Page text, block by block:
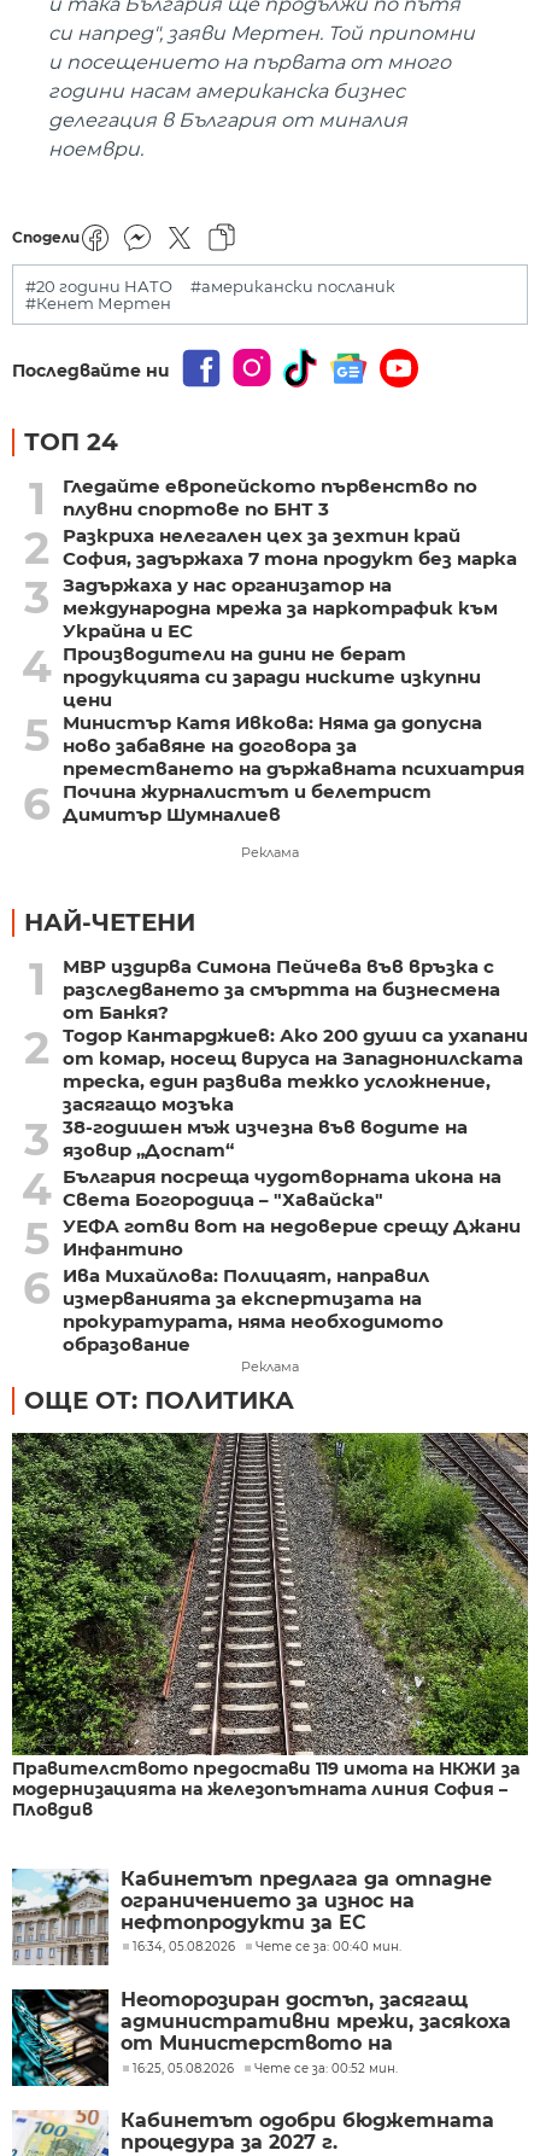
си напред", заяви Мертен. Той припомни
и посещението на първата от много
години насам американска бизнес
делегация в България от миналия
ноември.
Сподели
#20 години НАТО
#американски посланик
#Кенет Мертен
Последвайте ни
ТОП 24
1
Гледайте европейското първенство по
плувни спортове по БНТ 3
2
Разкриха нелегален цех за зехтин край
София, задържаха 7 тона продукт без марка
3
Задържаха у нас организатор на
международна мрежа за наркотрафик към
Украйна и ЕС
4 Производители на дини не берат
продукцията си заради ниските изкупни
цени
5
Министър Катя Ивкова: Няма да допусна
ново забавяне на договора за
преместването на държавната психиатрия
6
Почина журналистът и белетрист
Димитър Шумналиев
Реклама
НАЙ-ЧЕТЕНИ
1
МВР издирва Симона Пейчева във връзка с
разследването за смъртта на бизнесмена
от Банкя?
2
Тодор Кантарджиев: Ако 200 души са ухапани
от комар, носещ вируса на Западнонилската
треска, един развива тежко усложнение,
засягащо мозъка
3
38-годишен мъж изчезна във водите на
язовир „Доспат“
4 България посреща чудотворната икона на
Света Богородица – "Хавайска"
5 УЕФА готви вот на недоверие срещу Джани
Инфантино
6
Ива Михайлова: Полицаят, направил
измерванията за експертизата на
прокуратурата, няма необходимото
образование
Реклама
ОЩЕ ОТ: ПОЛИТИКА
Правителството предостави 119 имота на НКЖИ за
модернизацията на железопътната линия София –
Пловдив
Кабинетът предлага да отпадне
ограничението за износ на
нефтопродукти за ЕС
16:34, 05.08.2026 Чете се за: 00:40 мин.
Неоторозиран достъп, засягащ
административни мрежи, засякоха
от Министерството на
иновациите
16:25, 05.08.2026 Чете се за: 00:52 мин.
Кабинетът одобри бюджетната
процедура за 2027 г.